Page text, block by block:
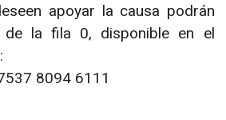
apoyar la causa podrán
de la fila 0, disponible en el
8094 6111